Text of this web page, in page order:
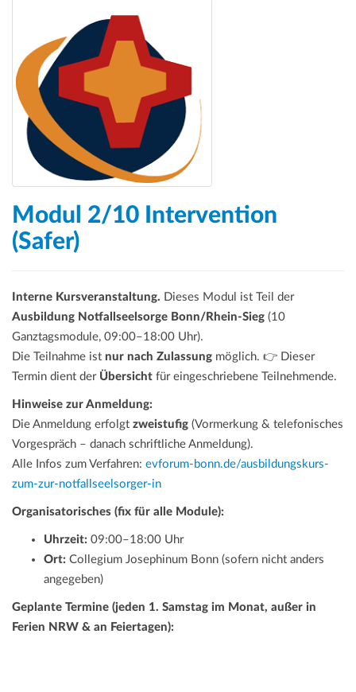
Modul 2/10 Intervention
(Safer)
Interne Kursveranstaltung. Dieses Modul ist Teil der
Ausbildung Notfallseelsorge Bonn/Rhein-Sieg (10
Ganztagsmodule, 09:00–18:00 Uhr).
Die Teilnahme ist nur nach Zulassung möglich. 👉 Dieser
Termin dient der Übersicht für eingeschriebene Teilnehmende.
Hinweise zur Anmeldung:
Die Anmeldung erfolgt zweistufig (Vormerkung & telefonisches
Vorgespräch – danach schriftliche Anmeldung).
Alle Infos zum Verfahren: evforum-bonn.de/ausbildungskurs-
zum-zur-notfallseelsorger-in
Organisatorisches (fix für alle Module):
Uhrzeit: 09:00–18:00 Uhr
Ort: Collegium Josephinum Bonn (sofern nicht anders
angegeben)
Geplante Termine (jeden 1. Samstag im Monat, außer in
Ferien NRW & an Feiertagen):